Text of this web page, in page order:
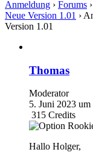
Anmeldung › Forums ›
Neue Version 1.01 ›
Version 1.01
Thomas
Moderator
5. Juni 2023 um
315 Credits
Hallo Holger,